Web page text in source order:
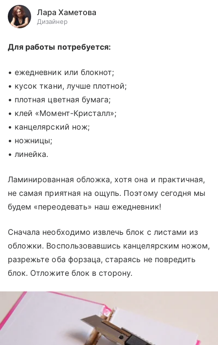
Лара Хаметова
Дизайнер
Для работы потребуется:
• ежедневник или блокнот;
• кусок ткани, лучше плотной;
• плотная цветная бумага;
• клей «Момент-Кристалл»;
• канцелярский нож;
• ножницы;
• линейка.
Ламинированная обложка, хотя она и практичная,
не самая приятная на ощупь. Поэтому сегодня мы
будем «переодевать» наш ежедневник!
Сначала необходимо извлечь блок с листами из
обложки. Воспользовавшись канцелярским ножом,
разрежьте оба форзаца, стараясь не повредить
блок. Отложите блок в сторону.